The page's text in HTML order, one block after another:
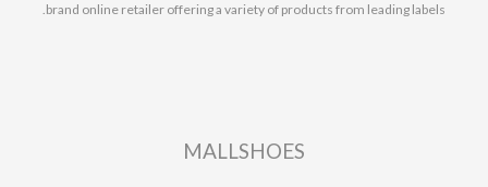
brand online retailer offering a variety of products from leading labels.
MALLSHOES